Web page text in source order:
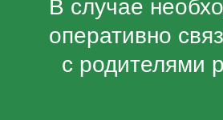
бебиситтера?